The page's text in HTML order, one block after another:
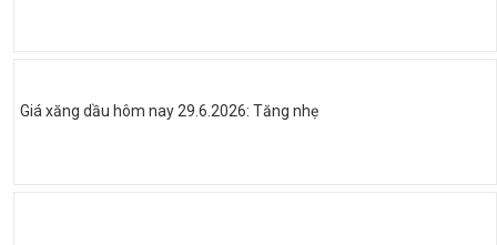
Giá xăng dầu hôm nay 29.6.2026: Tăng nhẹ